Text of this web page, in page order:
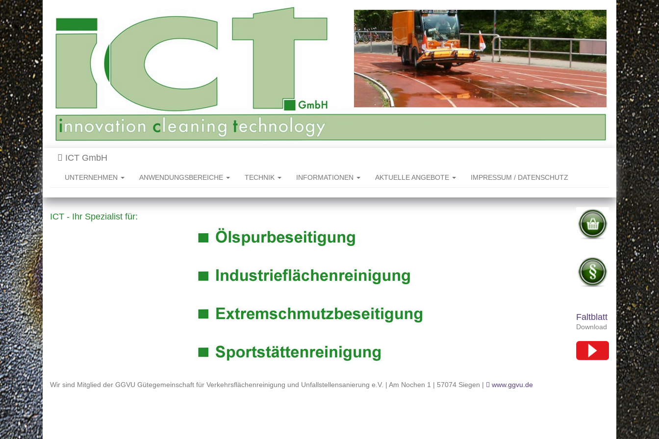
ICT GmbH
UNTERNEHMEN ANWENDUNGSBEREICHE TECHNIK INFORMATIONEN AKTUELLE ANGEBOTE IMPRESSUM / DATENSCHUTZ
ICT - Ihr Spezialist für:
Wir sind Mitglied der GGVU Gütegemeinschaft für Verkehrsflächenreinigung und Unfallstellensanierung e.V. | Am Nochen 1 | 57074 Siegen | www.ggvu.de
Faltblatt
Download